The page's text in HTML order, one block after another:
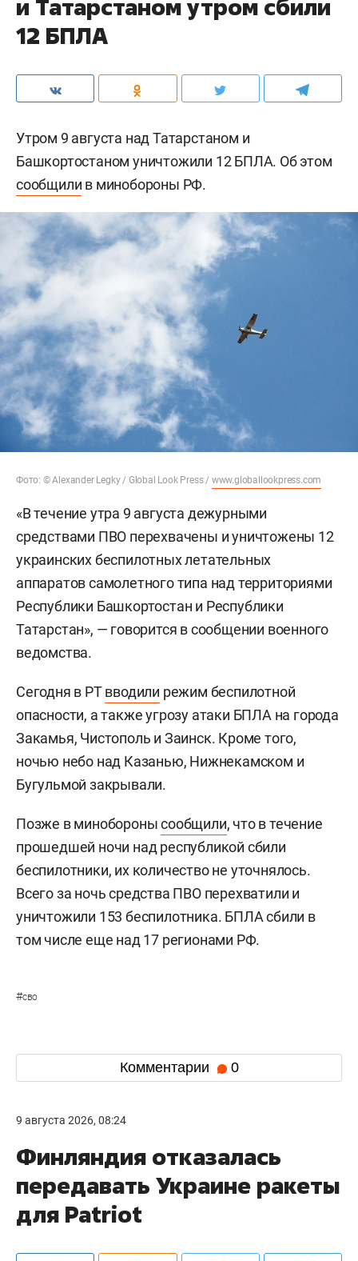
и Татарстаном утром сбили
12 БПЛА
Утром 9 августа над Татарстаном и
Башкортостаном уничтожили 12 БПЛА. Об этом
сообщили в минобороны РФ.
Фото: © Alexander Legky / Global Look Press / www.globallookpress.com
«В течение утра 9 августа дежурными
средствами ПВО перехвачены и уничтожены 12
украинских беспилотных летательных
аппаратов самолетного типа над территориями
Республики Башкортостан и Республики
Татарстан», — говорится в сообщении военного
ведомства.
Сегодня в РТвводили режим беспилотной
опасности, а также угрозу атаки БПЛА на города
Закамья, Чистополь и Заинск. Кроме того,
ночью небо над Казанью, Нижнекамском и
Бугульмой закрывали.
Позже в миноборонысообщили, что в течение
прошедшей ночи над республикой сбили
беспилотники, их количество не уточнялось.
Всего за ночь средства ПВО перехватили и
уничтожили 153 беспилотника. БПЛА сбили в
том числе еще над 17 регионами РФ.
#сво
Комментарии 0
9 августа 2026, 08:24
Финляндия отказалась
передавать Украине ракеты
для Patriot